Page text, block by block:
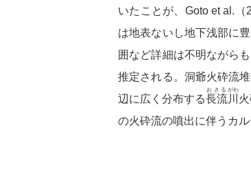
いたことが、Goto et al.
は地表ないし地下浅部に
囲など詳細は不明ながら
推定される。洞爺火砕流
辺に広く分布する長流
おさる
川
がわ
の火砕流の噴出に伴うカ